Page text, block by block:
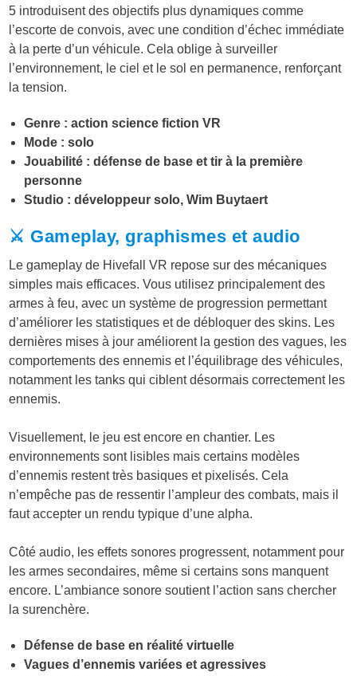
5 introduisent des objectifs plus dynamiques comme
l’escorte de convois, avec une condition d’échec immédiate
à la perte d’un véhicule. Cela oblige à surveiller
l’environnement, le ciel et le sol en permanence, renforçant
la tension.
Genre : action science fiction VR
Mode : solo
Jouabilité : défense de base et tir à la première
personne
Studio : développeur solo, Wim Buytaert
⚔️ Gameplay, graphismes et audio
Le gameplay de Hivefall VR repose sur des mécaniques
simples mais efficaces. Vous utilisez principalement des
armes à feu, avec un système de progression permettant
d’améliorer les statistiques et de débloquer des skins. Les
dernières mises à jour améliorent la gestion des vagues, les
comportements des ennemis et l’équilibrage des véhicules,
notamment les tanks qui ciblent désormais correctement les
ennemis.
Visuellement, le jeu est encore en chantier. Les
environnements sont lisibles mais certains modèles
d’ennemis restent très basiques et pixelisés. Cela
n’empêche pas de ressentir l’ampleur des combats, mais il
faut accepter un rendu typique d’une alpha.
Côté audio, les effets sonores progressent, notamment pour
les armes secondaires, même si certains sons manquent
encore. L’ambiance sonore soutient l’action sans chercher
la surenchère.
Défense de base en réalité virtuelle
Vagues d’ennemis variées et agressives